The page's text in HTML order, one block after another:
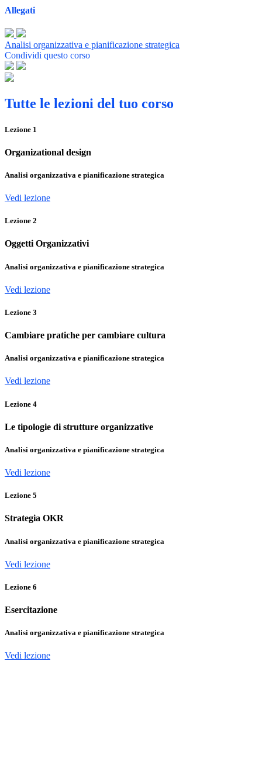
Allegati
Analisi organizzativa e pianificazione strategica
Condividi questo corso
Tutte le lezioni del tuo corso
Lezione 1
Organizational design
Analisi organizzativa e pianificazione strategica
Vedi lezione
Lezione 2
Oggetti Organizzativi
Analisi organizzativa e pianificazione strategica
Vedi lezione
Lezione 3
Cambiare pratiche per cambiare cultura
Analisi organizzativa e pianificazione strategica
Vedi lezione
Lezione 4
Le tipologie di strutture organizzative
Analisi organizzativa e pianificazione strategica
Vedi lezione
Lezione 5
Strategia OKR
Analisi organizzativa e pianificazione strategica
Vedi lezione
Lezione 6
Esercitazione
Analisi organizzativa e pianificazione strategica
Vedi lezione